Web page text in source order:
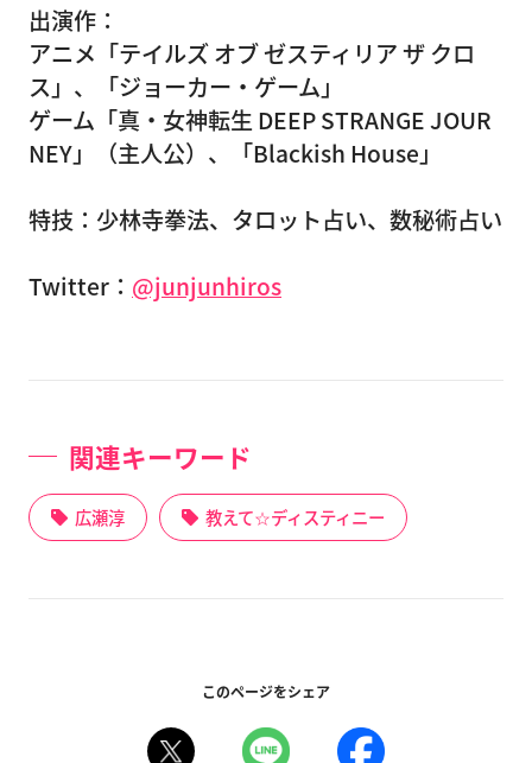
出演作：
アニメ「テイルズ オブ ゼスティリア ザ クロ
ス」、「ジョーカー・ゲーム」
ゲーム「真・女神転生 DEEP STRANGE JOUR
NEY」（主人公）、「Blackish House」
特技：少林寺拳法、タロット占い、数秘術占い
Twitter： @junjunhiros
関連キーワード
広瀬淳 教えて☆ディスティニー
このページをシェア